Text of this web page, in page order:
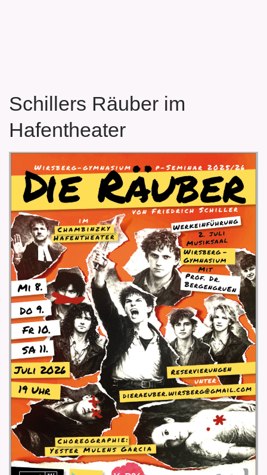
Schillers Räuber im
Hafentheater